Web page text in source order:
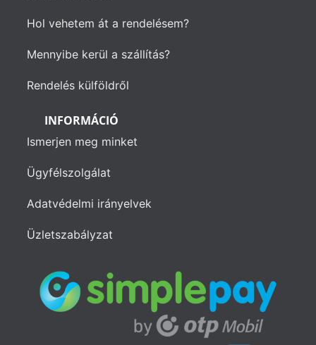
Hol vehetem át a rendelésem?
Mennyibe kerül a szállítás?
Rendelés külföldről
INFORMÁCIÓ
Ismerjen meg minket
Ügyfélszolgálat
Adatvédelmi irányelvek
Üzletszabályzat